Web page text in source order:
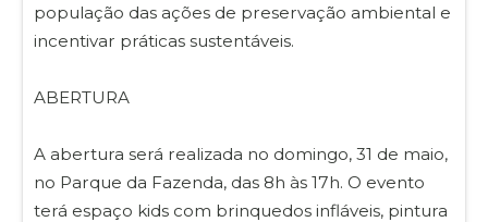
população das ações de preservação ambiental e
incentivar práticas sustentáveis.
ABERTURA
A abertura será realizada no domingo, 31 de maio,
no Parque da Fazenda, das 8h às 17h. O evento
terá espaço kids com brinquedos infláveis, pintura